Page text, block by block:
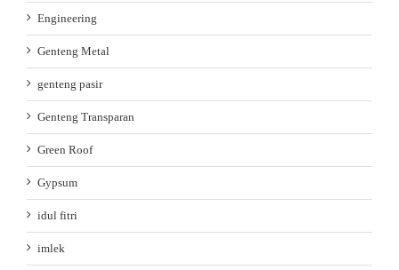
Engineering
Genteng Metal
genteng pasir
Genteng Transparan
Green Roof
Gypsum
idul fitri
imlek